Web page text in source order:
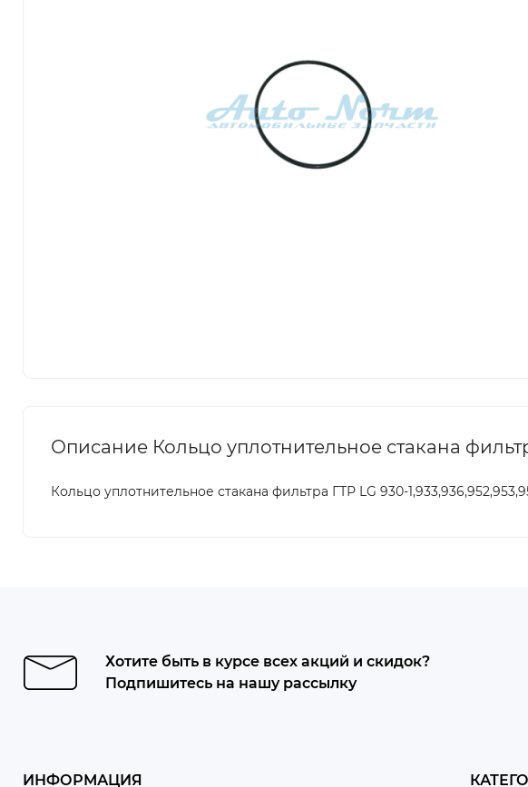
Описание Кольцо уплотнительное стакана
Кольцо уплотнительное стакана фильтра ГТР LG 930-
Хотите быть в курсе всех акций и скидок?
Подпишитесь на нашу рассылку
ИНФОРМАЦИЯ